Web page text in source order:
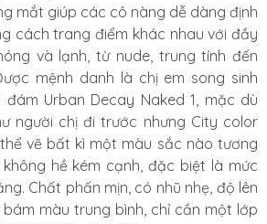
mắt giúp các cô nàng dễ dàng định
cách trang điểm khác nhau với đầy
và lạnh, từ nude, trung tính đến
mệnh danh là chị em song sinh
Urban Decay Naked 1, mặc dù
người chị đi trước nhưng City color
vẽ bất kì một màu sắc nào tương
hề kém cạnh, đặc biệt là mức
Chất phấn mịn, có nhũ nhẹ, độ lên
màu trung bình, chỉ cần một lớp